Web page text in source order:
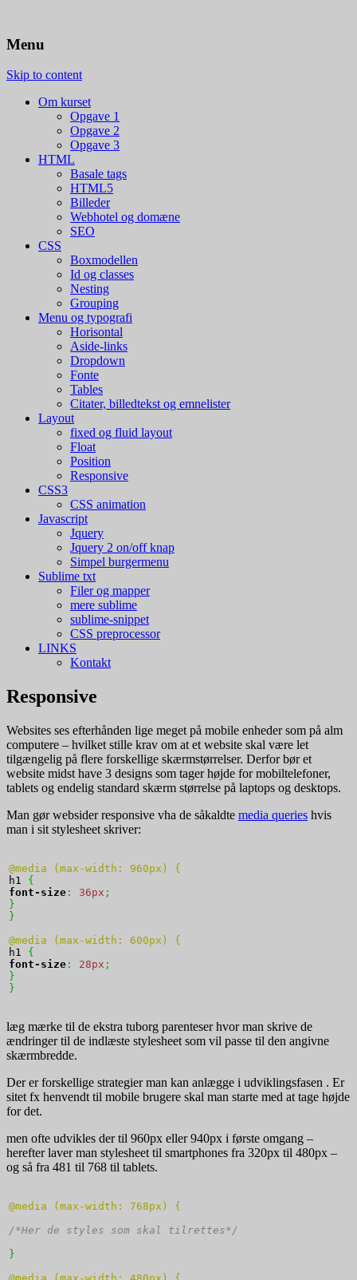
HTML/CSS
Kursus i html/CSS
Menu
Skip to content
Om kurset
Opgave 1
Opgave 2
Opgave 3
HTML
Basale tags
HTML5
Billeder
Webhotel og domæne
SEO
CSS
Boxmodellen
Id og classes
Nesting
Grouping
Menu og typografi
Horisontal
Aside-links
Dropdown
Fonte
Tables
Citater, billedtekst og emnelister
Layout
fixed og fluid layout
Float
Position
Responsive
CSS3
CSS animation
Javascript
Jquery
Jquery 2 on/off knap
Simpel burgermenu
Sublime txt
Filer og mapper
mere sublime
sublime-snippet
CSS preprocessor
LINKS
Kontakt
Responsive
Websites ses efterhånden lige meget på mobile enheder som på alm
computere – hvilket stille krav om at et website skal være let
tilgængelig på flere forskellige skærmstørrelser. Derfor bør et
website midst have 3 designs som tager højde for mobiltelefoner,
tablets og endelig standard skærm størrelse på laptops og desktops.
Man gør websider responsive vha de såkaldte media queries hvis
man i sit stylesheet skriver:
@media (max-width: 960px) {
h1 {
font-size : 36px ;
}
}
@media (max-width: 600px) {
h1 {
font-size : 28px ;
}
}
læg mærke til de ekstra tuborg parenteser hvor man skrive de
ændringer til de indlæste stylesheet som vil passe til den angivne
skærmbredde.
Der er forskellige strategier man kan anlægge i udviklingsfasen . Er
sitet fx henvendt til mobile brugere skal man starte med at tage højde
for det.
men ofte udvikles der til 960px eller 940px i første omgang –
herefter laver man stylesheet til smartphones fra 320px til 480px –
og så fra 481 til 768 til tablets.
@media (max-width: 768px) {
/*Her de styles som skal tilrettes*/
}